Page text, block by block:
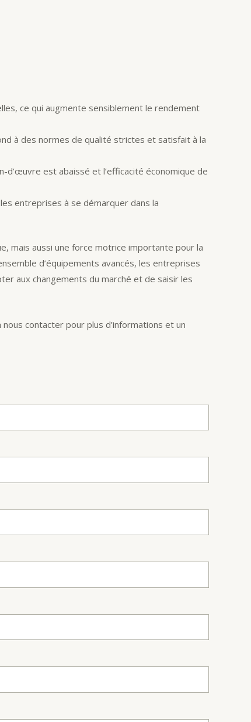
ce qui augmente sensiblement le rendement
à des normes de qualité strictes et satisfait à la
d’œuvre est abaissé et l’efficacité économique de
entreprises à se démarquer dans la
mais aussi une force motrice importante pour la
d’équipements avancés, les entreprises
aux changements du marché et de saisir les
contacter pour plus d’informations et un